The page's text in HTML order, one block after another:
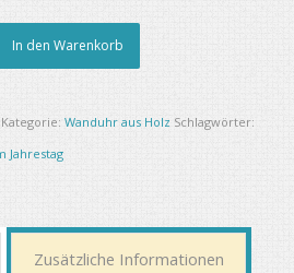
In den Warenkorb
Kategorie: Wanduhr aus Holz Schlagwörter:
Jahrestag
Zusätzliche Informationen